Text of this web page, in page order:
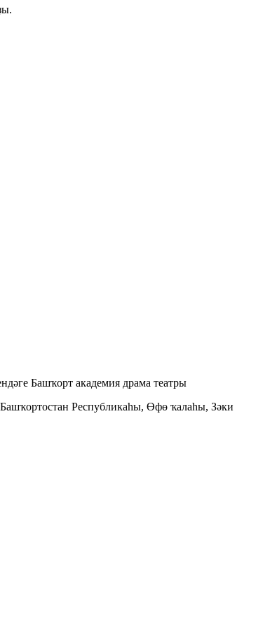
Башҡорт академия драма театры
Республикаһы, Өфө ҡалаһы, Зәки